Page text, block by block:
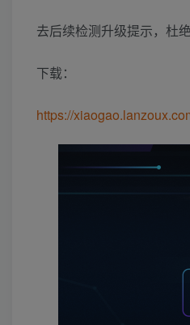
去后续检测升级提示，杜
下载：
https://